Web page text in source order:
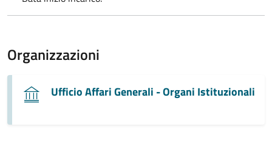
Organizzazioni
Ufficio Affari Generali - Organi Istituzionali